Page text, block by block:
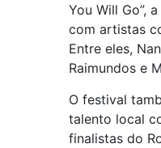
You Will Go”,
com artistas
Entre eles,
Raimundos e
O festival
talento local
finalistas do